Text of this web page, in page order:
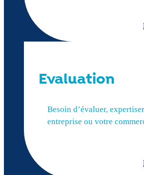
Evaluation
Besoin d’évaluer,
entreprise ou votre